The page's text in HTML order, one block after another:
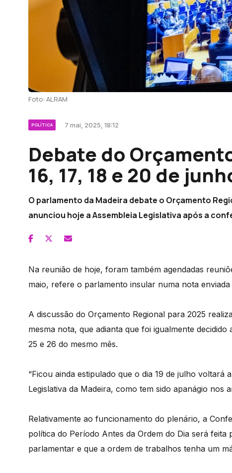
Foto: ALRAM
POLÍTICA 7 mai, 2025, 18:12
Debate do
16, 17, 18 e 20 de
O parlamento da Madeira debate o Orçamento
anunciou hoje a Assembleia Legislativa após a
Na reunião de hoje, foram também agendadas
maio, refere o parlamento insular numa nota enviada
A discussão do Orçamento Regional para 2025
mesma nota, que adianta que foi igualmente
25 e 26 do mesmo mês.
“Ficou ainda estipulado que o dia 19 de julho voltará
Legislativa da Madeira, como tem sido apanágio nos
Relativamente ao funcionamento do plenário, a
política do Período Antes da Ordem do Dia será
parlamentar e que a ordem de trabalhos tenha um